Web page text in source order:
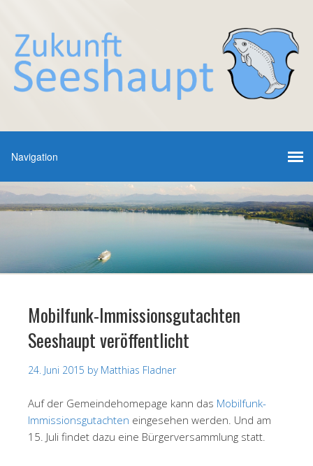
Mobilfunk-Immissionsgutachten
Seeshaupt veröffentlicht
24. Juni 2015 by Matthias Fladner
Auf der Gemeindehomepage kann das Mobilfunk-
Immissionsgutachten eingesehen werden. Und am
15. Juli findet dazu eine Bürgerversammlung statt.